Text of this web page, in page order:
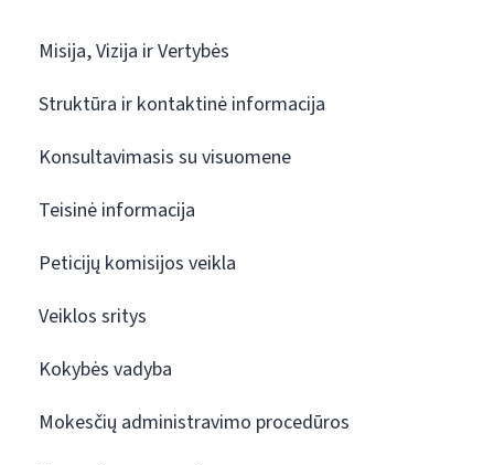
Misija, Vizija ir Vertybės
Struktūra ir kontaktinė informacija
Konsultavimasis su visuomene
Teisinė informacija
Peticijų komisijos veikla
Veiklos sritys
Kokybės vadyba
Mokesčių administravimo procedūros